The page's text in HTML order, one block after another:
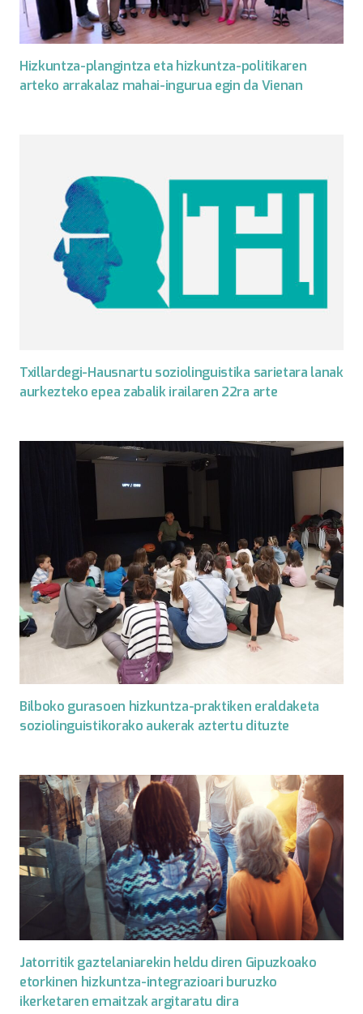
Hizkuntza-plangintza eta hizkuntza-politikaren
arteko arrakalaz mahai-ingurua egin da Vienan
Txillardegi-Hausnartu soziolinguistika sarietara lanak
aurkezteko epea zabalik irailaren 22ra arte
Bilboko gurasoen hizkuntza-praktiken eraldaketa
soziolinguistikorako aukerak aztertu dituzte
Jatorritik gaztelaniarekin heldu diren Gipuzkoako
etorkinen hizkuntza-integrazioari buruzko
ikerketaren emaitzak argitaratu dira